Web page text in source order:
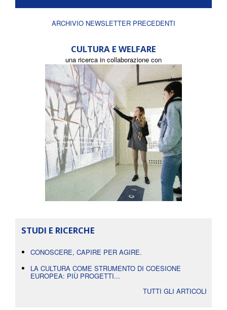
ARCHIVIO NEWSLETTER PRECEDENTI
CULTURA E WELFARE
una ricerca in collaborazione con
STUDI E RICERCHE
CONOSCERE, CAPIRE PER AGIRE.
LA CULTURA COME STRUMENTO DI COESIONE
EUROPEA: PIÙ PROGETTI...
TUTTI GLI ARTICOLI